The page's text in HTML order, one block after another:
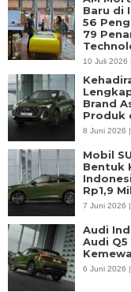
Baru di
56
79
10 Juli 2026
Brand
Produk
8 Juni 2026
Mobil
Bentuk
Rp1,9
7 Juni 2026
Audi
Audi
6 Juni 2026